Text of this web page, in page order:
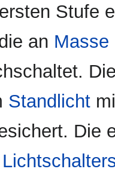
Stufe
an Masse
Standlicht
Die